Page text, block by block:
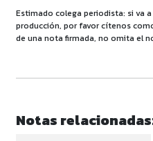
Estimado colega periodista: si va
producción, por favor cítenos
de una nota firmada, no omita el
Notas